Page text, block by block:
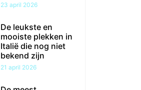
23 april 2026
De leukste en
mooiste plekken in
Italië die nog niet
bekend zijn
21 april 2026